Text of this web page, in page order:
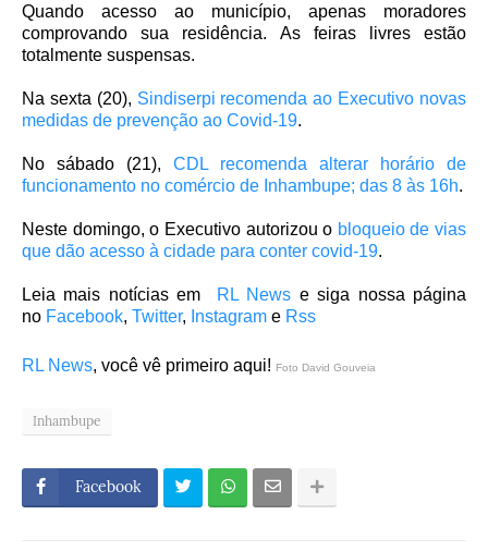
Quando acesso ao município, apenas moradores
comprovando sua residência. As feiras livres estão
totalmente suspensas.
Na sexta (20), Sindiserpi recomenda ao Executivo novas
medidas de prevenção ao Covid-19.
No sábado (21), CDL recomenda alterar horário de
funcionamento no comércio de Inhambupe; das 8 às 16h.
Neste domingo, o Executivo autorizou o bloqueio de vias
que dão acesso à cidade para conter covid-19.
Leia mais notícias em RL News e siga nossa página
no Facebook, Twitter, Instagram e Rss
RL News, você vê primeiro aqui! Foto David Gouveia
Inhambupe
Facebook